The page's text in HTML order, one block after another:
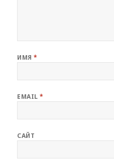
ИМЯ*
EMAIL*
САЙТ